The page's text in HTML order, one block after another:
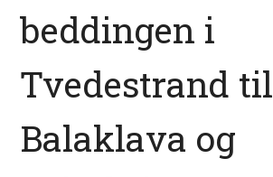
beddingen i
Tvedestrand til
Balaklava og